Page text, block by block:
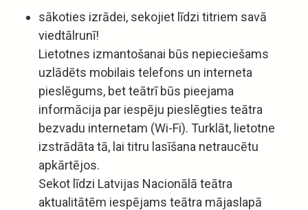
sākoties izrādei, sekojiet līdzi titriem savā
viedtālrunī!
Lietotnes izmantošanai būs nepieciešams
uzlādēts mobilais telefons un interneta
pieslēgums, bet teātrī būs pieejama
informācija par iespēju pieslēgties teātra
bezvadu internetam (Wi-Fi). Turklāt, lietotne
izstrādāta tā, lai titru lasīšana netraucētu
apkārtējos.
Sekot līdzi Latvijas Nacionālā teātra
aktualitātēm iespējams teātra mājaslapā